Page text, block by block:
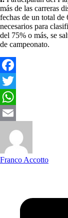
más de las carreras
fechas de un total
necesarios para
del 75% o más, se
de campeonato.
Facebook
Twitter
WhatsApp
Email
Franco Accotto